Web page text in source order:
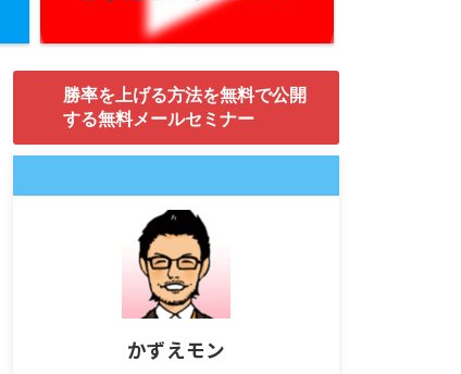
勝率を上げる方法を無料で公開
する無料メールセミナー
かずえモン